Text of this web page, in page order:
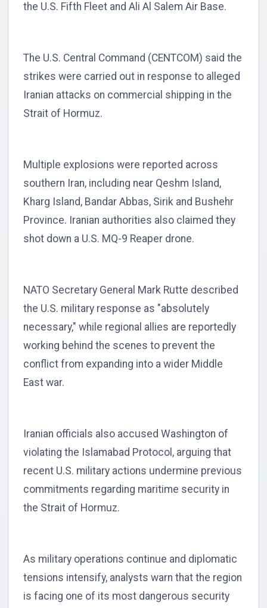
the U.S. Fifth Fleet and Ali Al Salem Air Base.
The U.S. Central Command (CENTCOM) said the
strikes were carried out in response to alleged
Iranian attacks on commercial shipping in the
Strait of Hormuz.
Multiple explosions were reported across
southern Iran, including near Qeshm Island,
Kharg Island, Bandar Abbas, Sirik and Bushehr
Province. Iranian authorities also claimed they
shot down a U.S. MQ-9 Reaper drone.
NATO Secretary General Mark Rutte described
the U.S. military response as "absolutely
necessary," while regional allies are reportedly
working behind the scenes to prevent the
conflict from expanding into a wider Middle
East war.
Iranian officials also accused Washington of
violating the Islamabad Protocol, arguing that
recent U.S. military actions undermine previous
commitments regarding maritime security in
the Strait of Hormuz.
As military operations continue and diplomatic
tensions intensify, analysts warn that the region
is facing one of its most dangerous security